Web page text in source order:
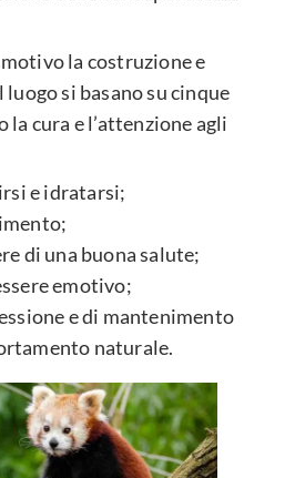
la costruzione e
luogo si basano su cinque
la cura e l’attenzione agli
e idratarsi;
di una buona salute;
emotivo;
e di mantenimento
naturale.